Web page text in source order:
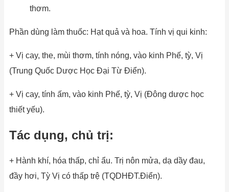
thơm.
Phần dùng làm thuốc: Hạt quả và hoa. Tính vị qui kinh:
+ Vị cay, the, mùi thơm, tính nóng, vào kinh Phế, tỳ, Vị
(Trung Quốc Dược Học Đại Từ Điển).
+ Vị cay, tính ấm, vào kinh Phế, tỳ, Vị (Đông dược học
thiết yếu).
Tác dụng, chủ trị:
+ Hành khí, hóa thấp, chỉ ẩu. Trị nôn mửa, dạ dầy đau,
đầy hơi, Tỳ Vị có thấp trệ (TQDHĐT.Điển).